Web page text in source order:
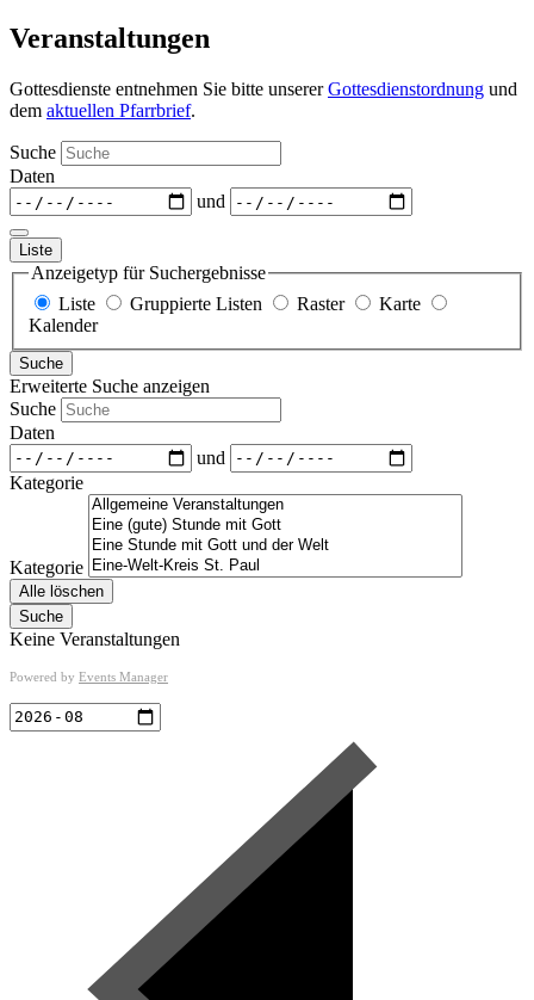
Veranstaltungen
Gottesdienste entnehmen Sie bitte unsererGottesdienstordnung und
dem aktuellen Pfarrbrief.
Suche
Daten
und
Liste
Anzeigetyp für Suchergebnisse
Liste
Gruppierte Listen Raster
Karte
Kalender
Suche
Erweiterte Suche anzeigen
Suche
Daten
und
Kategorie
Kategorie
Alle löschen
Suche
Keine Veranstaltungen
Powered by Events Manager